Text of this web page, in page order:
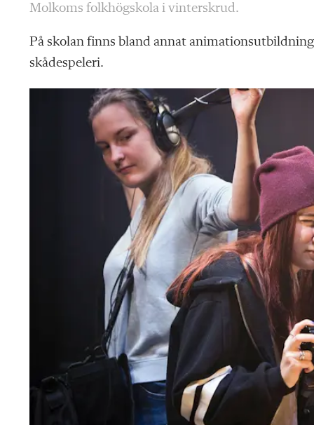
Molkoms folkhögskola i vinterskrud.
På skolan finns bland annat
skådespeleri.